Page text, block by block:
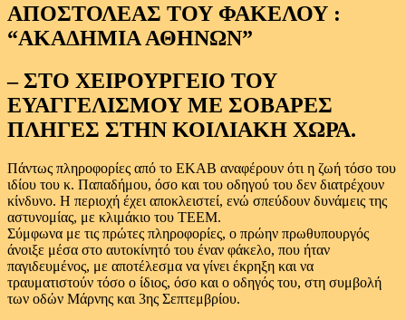
ΑΠΟΣΤΟΛΕΑΣ ΤΟΥ ΦΑΚΕΛΟΥ :
“ΑΚΑΔΗΜΙΑ ΑΘΗΝΩΝ”
– ΣΤΟ ΧΕΙΡΟΥΡΓΕΙΟ ΤΟΥ
ΕΥΑΓΓΕΛΙΣΜΟΥ ΜΕ ΣΟΒΑΡΕΣ
ΠΛΗΓΕΣ ΣΤΗΝ ΚΟΙΛΙΑΚΗ ΧΩΡΑ.
Πάντως πληροφορίες από το ΕΚΑΒ αναφέρουν ότι η ζωή τόσο του
ιδίου του κ. Παπαδήμου, όσο και του οδηγού του δεν διατρέχουν
κίνδυνο. Η περιοχή έχει αποκλειστεί, ενώ σπεύδουν δυνάμεις της
αστυνομίας, με κλιμάκιο του ΤΕΕΜ.
Σύμφωνα με τις πρώτες πληροφορίες, ο πρώην πρωθυπουργός
άνοιξε μέσα στο αυτοκίνητό του έναν φάκελο, που ήταν
παγιδευμένος, με αποτέλεσμα να γίνει έκρηξη και να
τραυματιστούν τόσο ο ίδιος, όσο και ο οδηγός του, στη συμβολή
των οδών Μάρνης και 3ης Σεπτεμβρίου.